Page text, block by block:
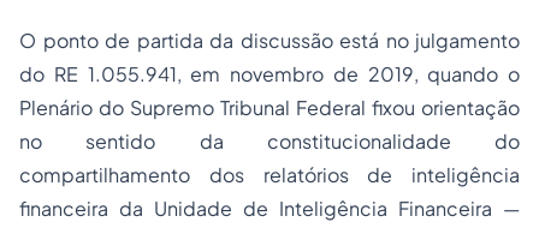
O ponto de partida da discussão está no julgamento
do RE 1.055.941, em novembro de 2019, quando o
Plenário do Supremo Tribunal Federal fixou orientação
no sentido da constitucionalidade do
compartilhamento dos relatórios de inteligência
financeira da Unidade de Inteligência Financeira —